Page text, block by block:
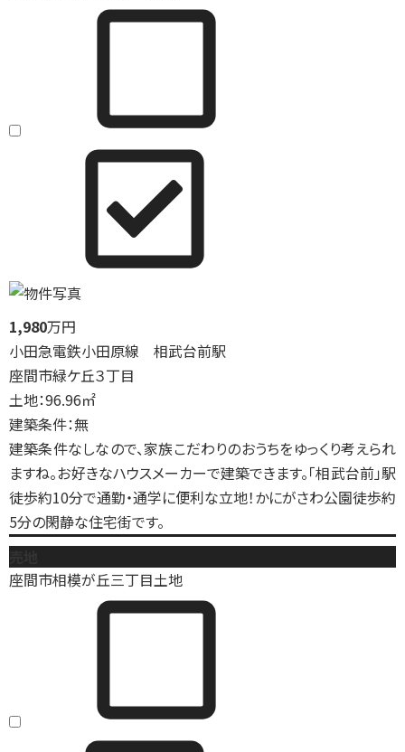
1,980万円
小田急電鉄小田原線 相武台前駅
座間市緑ケ丘３丁目
土地：96.96㎡
建築条件：無
建築条件なしなので、家族こだわりのおうちをゆっくり考えられ
ますね。お好きなハウスメーカーで建築できます。「相武台前」駅
徒歩約10分で通勤・通学に便利な立地！かにがさわ公園徒歩約
5分の閑静な住宅街です。
座間市相模が丘三丁目土地